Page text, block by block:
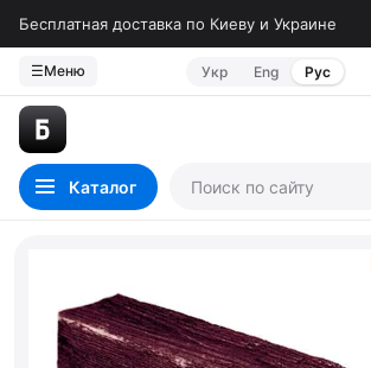
Бесплатная доставка по Киеву и Украине
☰Меню Укр Eng Рус
Каталог